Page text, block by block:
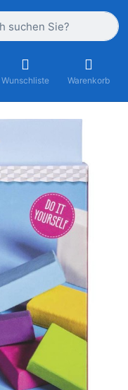
Wunschliste Warenkorb